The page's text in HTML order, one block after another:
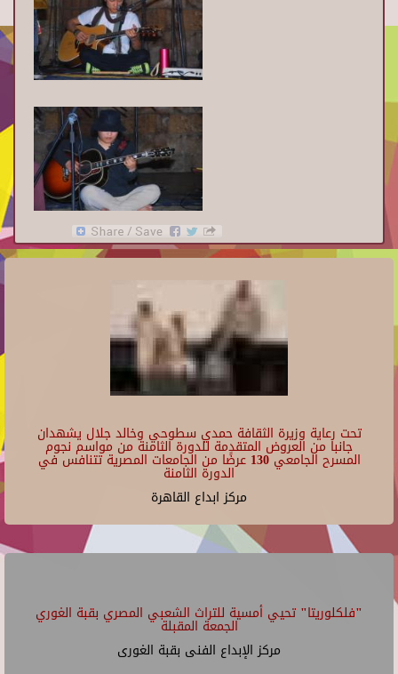
تحت رعاية وزيرة الثقافة حمدي سطوحي وخالد جلال يشهدان
جانبا من العروض المتقدمة للدورة الثامنة من مواسم نجوم
المسرح الجامعي 130 عرضًا من الجامعات المصرية تتنافس في
الدورة الثامنة
مركز ابداع القاهرة
"فلكلوريتا" تحيي أمسية للتراث الشعبي المصري بقبة الغوري
الجمعة المقبلة
مركز الإبداع الفنى بقبة الغورى